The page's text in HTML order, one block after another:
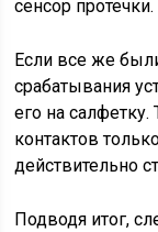
сенсор протечки.
Если все же
срабатывания
его на
контактов
действительно
Подводя итог,